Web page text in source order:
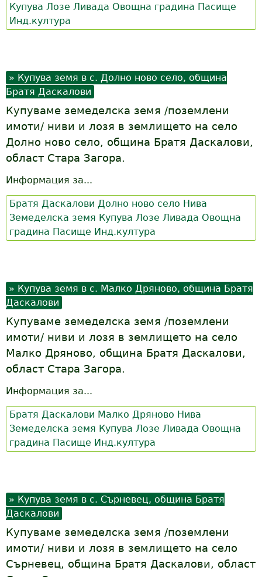
Купува Лозе Ливада Овощна градина Пасище
Инд.култура
Купува земя в с. Долно ново село, община
Братя Даскалови
Купуваме земеделска земя /поземлени
имоти/ ниви и лозя в землището на село
Долно ново село, община Братя Даскалови,
област Стара Загора.
Информация за...
Братя Даскалови Долно ново село Нива
Земеделска земя Купува Лозе Ливада Овощна
градина Пасище Инд.култура
Купува земя в с. Малко Дряново, община Братя
Даскалови
Купуваме земеделска земя /поземлени
имоти/ ниви и лозя в землището на село
Малко Дряново, община Братя Даскалови,
област Стара Загора.
Информация за...
Братя Даскалови Малко Дряново Нива
Земеделска земя Купува Лозе Ливада Овощна
градина Пасище Инд.култура
Купува земя в с. Сърневец, община Братя
Даскалови
Купуваме земеделска земя /поземлени
имоти/ ниви и лозя в землището на село
Сърневец, община Братя Даскалови, област